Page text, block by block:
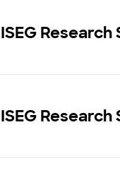
ISEG Research
ISEG